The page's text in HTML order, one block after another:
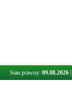
Stan prawny: 09.08.2026